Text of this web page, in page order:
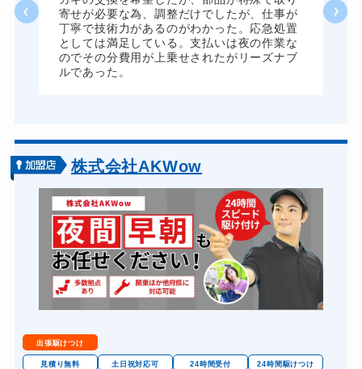
寄せが必要な為、調整だけでしたが、仕事が
丁寧で技術力があるのがわかった。応急処置
としては満足している。支払いは夜の作業な
のでその分費用が上乗せされたがリーズナブ
ルであった。
株式会社AKWow
出張駆けつけ
見積り無料 土日祝対応可 24時間受付
24時間駆けつけ